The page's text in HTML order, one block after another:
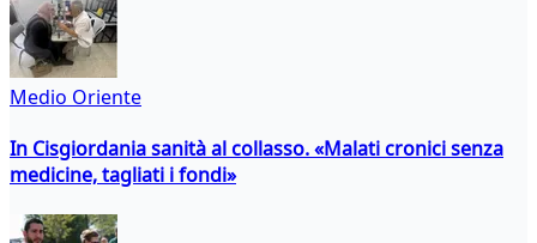
Medio Oriente
In Cisgiordania sanità al collasso. «Malati cronici senza
medicine, tagliati i fondi»